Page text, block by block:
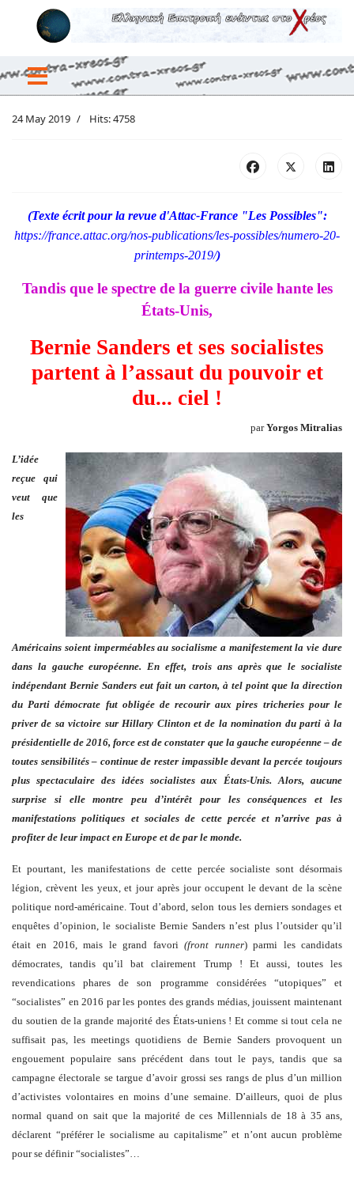
24 May 2019 Hits: 4758
(Texte écrit pour la revue d'Attac-France "Les Possibles":
https://france.attac.org/nos-publications/les-possibles/numero-20-
printemps-2019/)
Tandis que le spectre de la guerre civile hante les
États-Unis,
Bernie Sanders et ses socialistes
partent à l’assaut du pouvoir et
du... ciel !
parYorgos Mitralias
L’idée
reçue qui
veut que
les
Américains soient imperméables au socialisme a manifestement la vie dure
dans la gauche européenne. En effet, trois ans après que le socialiste
indépendant Bernie Sanders eut fait un carton, à tel point que la direction
du Parti démocrate fut obligée de recourir aux pires tricheries pour le
priver de sa victoire sur Hillary Clinton et de la nomination du parti à la
présidentielle de 2016, force est de constater que la gauche européenne – de
toutes sensibilités – continue de rester impassible devant la percée toujours
plus spectaculaire des idées socialistes aux États-Unis. Alors, aucune
surprise si elle montre peu d’intérêt pour les conséquences et les
manifestations politiques et sociales de cette percée et n’arrive pas à
profiter de leur impact en Europe et de par le monde.
Et pourtant, les manifestations de cette percée socialiste sont désormais
légion, crèvent les yeux, et jour après jour occupent le devant de la scène
politique nord-américaine. Tout d’abord, selon tous les derniers sondages et
enquêtes d’opinion, le socialiste Bernie Sanders n’est plus l’outsider qu’il
était en 2016, mais le grand favori (front runner) parmi les candidats
démocrates, tandis qu’il bat clairement Trump ! Et aussi, toutes les
revendications phares de son programme considérées “utopiques” et
“socialistes” en 2016 par les pontes des grands médias, jouissent maintenant
du soutien de la grande majorité des États-uniens ! Et comme si tout cela ne
suffisait pas, les meetings quotidiens de Bernie Sanders provoquent un
engouement populaire sans précédent dans tout le pays, tandis que sa
campagne électorale se targue d’avoir grossi ses rangs de plus d’un million
d’activistes volontaires en moins d’une semaine. D’ailleurs, quoi de plus
normal quand on sait que la majorité de ces Millennials de 18 à 35 ans,
déclarent “préférer le socialisme au capitalisme” et n’ont aucun problème
pour se définir “socialistes”…